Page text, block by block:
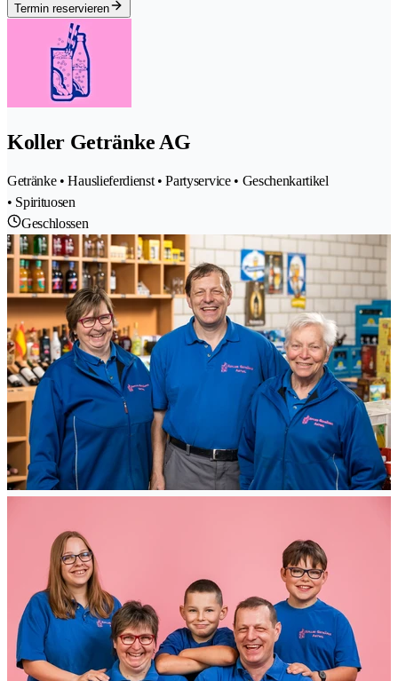
Termin reservieren
Koller Getränke AG
Getränke • Hauslieferdienst • Partyservice • Geschenkartikel
• Spirituosen
Geschlossen